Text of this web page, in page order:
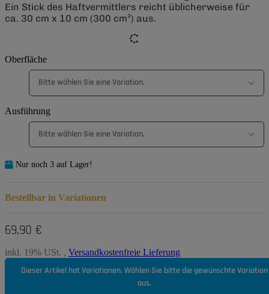
Ein Stick des Haftvermittlers reicht üblicherweise für
ca. 30 cm x 10 cm (300 cm²) aus.
Oberfläche
Bitte wählen Sie eine Variation.
Ausführung
Bitte wählen Sie eine Variation.
Nur noch 3 auf Lager!
Bestellbar in Variationen
69,90 €
inkl. 19% USt. , Versandkostenfreie Lieferung
Dieser Artikel hat Variationen. Wählen Sie bitte die gewünschte Variation
aus.